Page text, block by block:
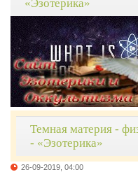
«Эзотерика»
Темная материя -
- «Эзотерика»
26-09-2019, 04:00